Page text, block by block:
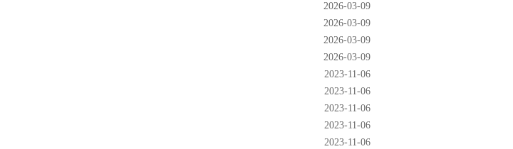
2026-03-09
2026-03-09
2026-03-09
2026-03-09
2023-11-06
2023-11-06
2023-11-06
2023-11-06
2023-11-06